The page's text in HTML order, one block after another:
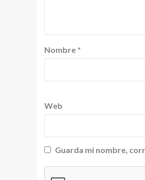
Nombre *
Web
Guarda mi nombre,